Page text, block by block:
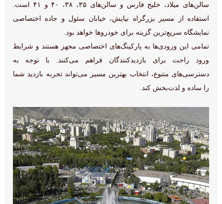
سالن‌های میلاد، خلیج فارس و سالن‌های ۳۵، ۳۸، ۴۰ و ۴۱ است.
استفاده از مسیر بزرگراه نیایش، خیابان سئول و جاده اختصاصی
نمایشگاه سریع‌ترین گزینه برای خودروها خواهد بود.
تمامی این ورودی‌ها به پارکینگ‌های اختصاصی مجهز هستند و شرایط
ورود راحت برای بازدیدکنندگان فراهم می‌کنند. با توجه به
دسترسی‌های متنوع، انتخاب بهترین مسیر می‌تواند تجربه بازدید شما
را ساده و لذت‌بخش کند.